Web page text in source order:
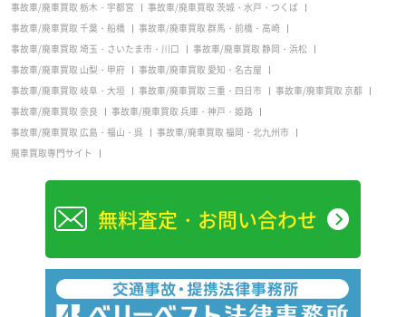
事故車/廃車買取 栃木・宇都宮
事故車/廃車買取 茨城・水戸・つくば
事故車/廃車買取 千葉・船橋
事故車/廃車買取 群馬・前橋・高崎
事故車/廃車買取 埼玉・さいたま市・川口
事故車/廃車買取 静岡・浜松
事故車/廃車買取 山梨・甲府
事故車/廃車買取 愛知・名古屋
事故車/廃車買取 岐阜・大垣
事故車/廃車買取 三重・四日市
事故車/廃車買取 京都
事故車/廃車買取 奈良
事故車/廃車買取 兵庫・神戸・姫路
事故車/廃車買取 広島・福山・呉
事故車/廃車買取 福岡・北九州市
廃車買取専門サイト
無料査定・お問い合わせ